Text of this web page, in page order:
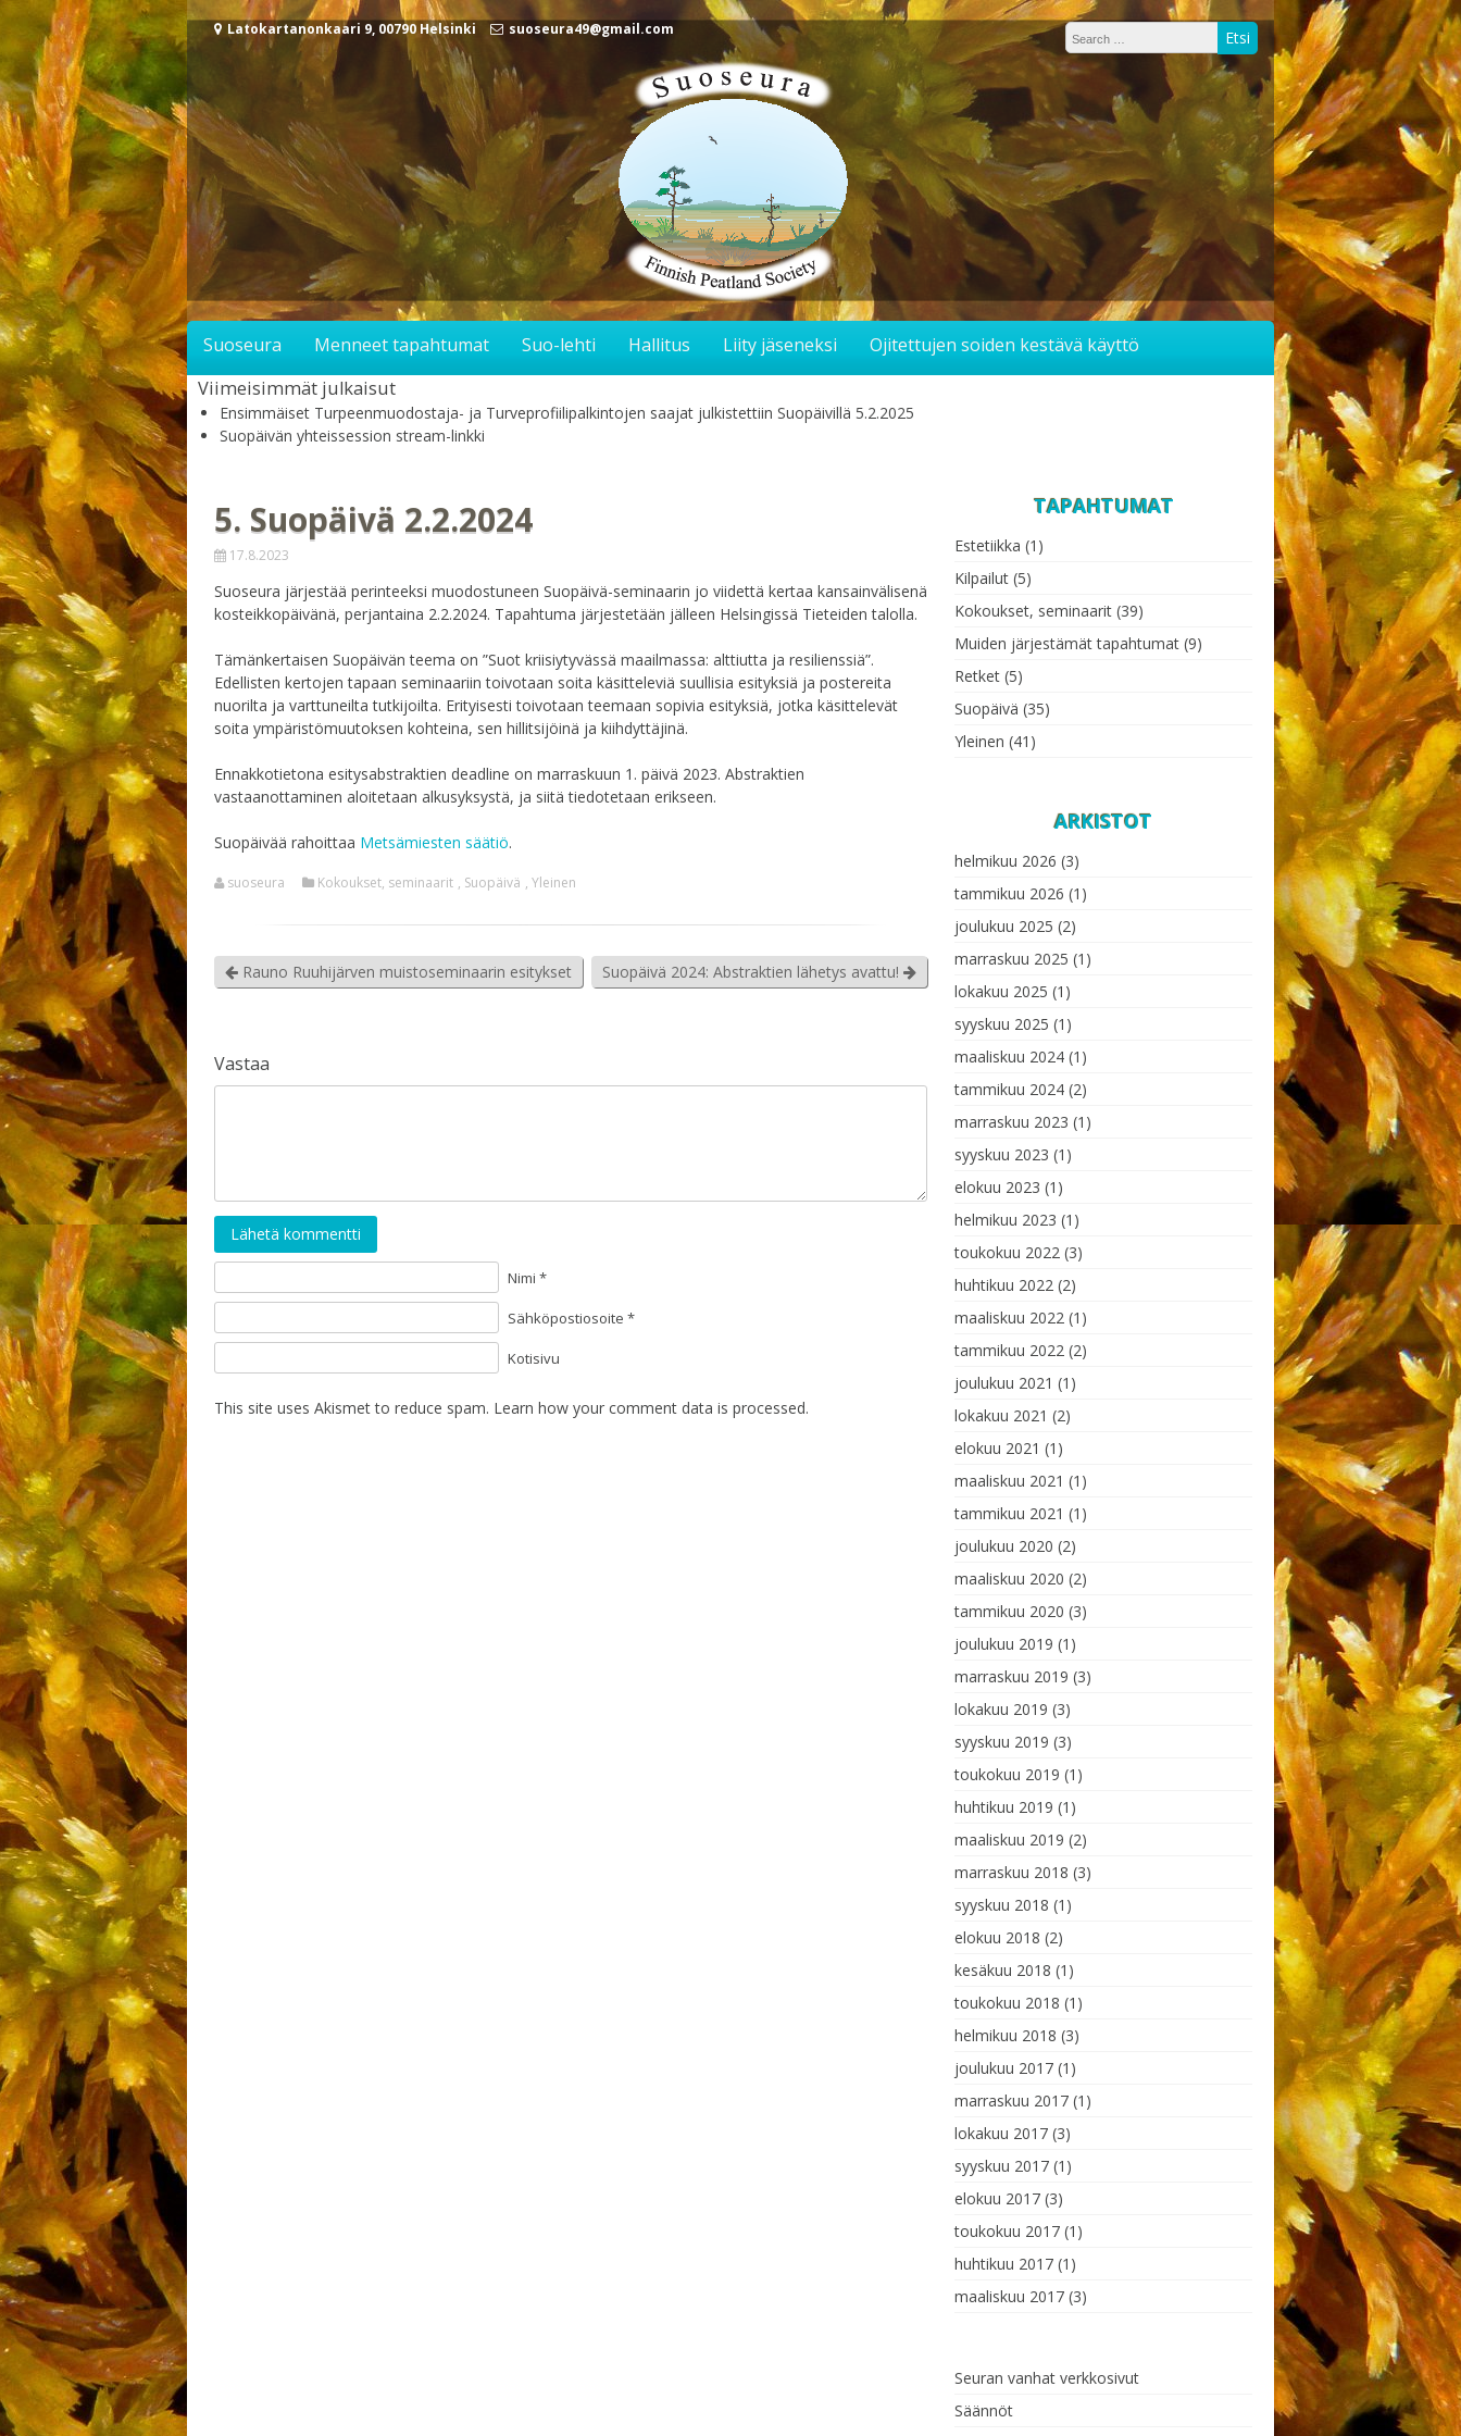
Siirry
sisältöönLatokartanonkaari 9, 00790 Helsinki suoseura49@gmail.com
Suoseura Menneet tapahtumat Suo-lehti Hallitus Liity jäseneksi
Ojitettujen soiden kestävä käyttö
Viimeisimmät julkaisut
Ensimmäiset Turpeenmuodostaja- ja Turveprofiilipalkintojen saajat julkistettiin Suopäivillä 5.2.2025
Suopäivän yhteissession stream-linkki
5. Suopäivä 2.2.2024
17.8.2023
Suoseura järjestää perinteeksi muodostuneen Suopäivä-seminaarin jo viidettä kertaa kansainvälisenä
kosteikkopäivänä, perjantaina 2.2.2024. Tapahtuma järjestetään jälleen Helsingissä Tieteiden talolla.
Tämänkertaisen Suopäivän teema on ”Suot kriisiytyvässä maailmassa: alttiutta ja resilienssiä”.
Edellisten kertojen tapaan seminaariin toivotaan soita käsitteleviä suullisia esityksiä ja postereita
nuorilta ja varttuneilta tutkijoilta. Erityisesti toivotaan teemaan sopivia esityksiä, jotka käsittelevät
soita ympäristömuutoksen kohteina, sen hillitsijöinä ja kiihdyttäjinä.
Ennakkotietona esitysabstraktien deadline on marraskuun 1. päivä 2023. Abstraktien
vastaanottaminen aloitetaan alkusyksystä, ja siitä tiedotetaan erikseen.
Suopäivää rahoittaa Metsämiesten säätiö.
suoseura Kokoukset, seminaarit , Suopäivä , Yleinen
Rauno Ruuhijärven muistoseminaarin esitykset Suopäivä 2024: Abstraktien lähetys avattu!
Vastaa
Lähetä kommentti
Nimi *
Sähköpostiosoite *
Kotisivu
This site uses Akismet to reduce spam. Learn how your comment data is processed.
TAPAHTUMAT
Estetiikka (1)
Kilpailut (5)
Kokoukset, seminaarit (39)
Muiden järjestämät tapahtumat (9)
Retket (5)
Suopäivä (35)
Yleinen (41)
ARKISTOT
helmikuu 2026 (3)
tammikuu 2026 (1)
joulukuu 2025 (2)
marraskuu 2025 (1)
lokakuu 2025 (1)
syyskuu 2025 (1)
maaliskuu 2024 (1)
tammikuu 2024 (2)
marraskuu 2023 (1)
syyskuu 2023 (1)
elokuu 2023 (1)
helmikuu 2023 (1)
toukokuu 2022 (3)
huhtikuu 2022 (2)
maaliskuu 2022 (1)
tammikuu 2022 (2)
joulukuu 2021 (1)
lokakuu 2021 (2)
elokuu 2021 (1)
maaliskuu 2021 (1)
tammikuu 2021 (1)
joulukuu 2020 (2)
maaliskuu 2020 (2)
tammikuu 2020 (3)
joulukuu 2019 (1)
marraskuu 2019 (3)
lokakuu 2019 (3)
syyskuu 2019 (3)
toukokuu 2019 (1)
huhtikuu 2019 (1)
maaliskuu 2019 (2)
marraskuu 2018 (3)
syyskuu 2018 (1)
elokuu 2018 (2)
kesäkuu 2018 (1)
toukokuu 2018 (1)
helmikuu 2018 (3)
joulukuu 2017 (1)
marraskuu 2017 (1)
lokakuu 2017 (3)
syyskuu 2017 (1)
elokuu 2017 (3)
toukokuu 2017 (1)
huhtikuu 2017 (1)
maaliskuu 2017 (3)
Seuran vanhat verkkosivut
Säännöt